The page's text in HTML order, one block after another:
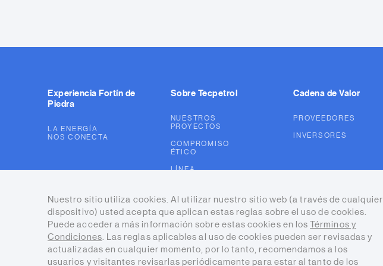
Experiencia Fortín de
Piedra
LA ENERGÍA
NOS CONECTA
Sobre Tecpetrol
NUESTROS
PROYECTOS
COMPROMISO
ÉTICO
LÍNEA
Cadena de Valor
PROVEEDORES
INVERSORES
Nuestro sitio utiliza cookies. Al utilizar nuestro sitio web (a través de cualquier
dispositivo) usted acepta que aplican estas reglas sobre el uso de cookies.
Puede acceder a más información sobre estas cookies en los
Términos y
Condiciones. Las reglas aplicables al uso de cookies pueden ser revisadas y
actualizadas en cualquier momento, por lo tanto, recomendamos a los
usuarios y visitantes revisarlas periódicamente para estar al tanto de los